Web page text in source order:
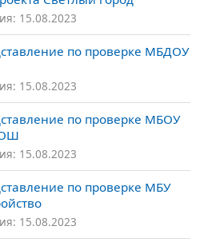
15.08.2023
по проверке МБДОУ
15.08.2023
по проверке МБОУ
15.08.2023
по проверке МБУ
15.08.2023